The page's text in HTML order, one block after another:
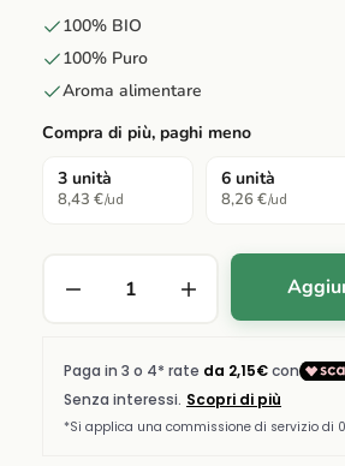
100% BIO
100% Puro
Aroma alimentare
Compra di più, paghi meno
3 unità
8,43 €/ud
6 unità
8,26 €/ud